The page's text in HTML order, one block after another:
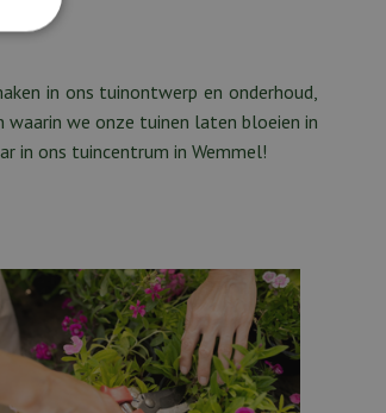
in ons tuinontwerp en onderhoud,
waarin we onze tuinen laten bloeien in
in ons tuincentrum in Wemmel!